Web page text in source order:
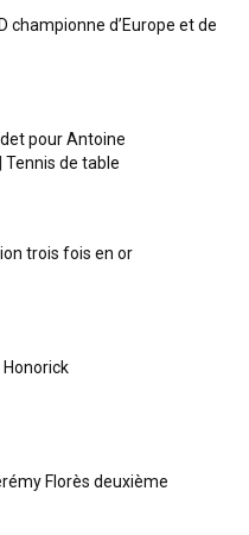
championne d’Europe et de
pour Antoine
Tennis de table
trois fois en or
Florès deuxième